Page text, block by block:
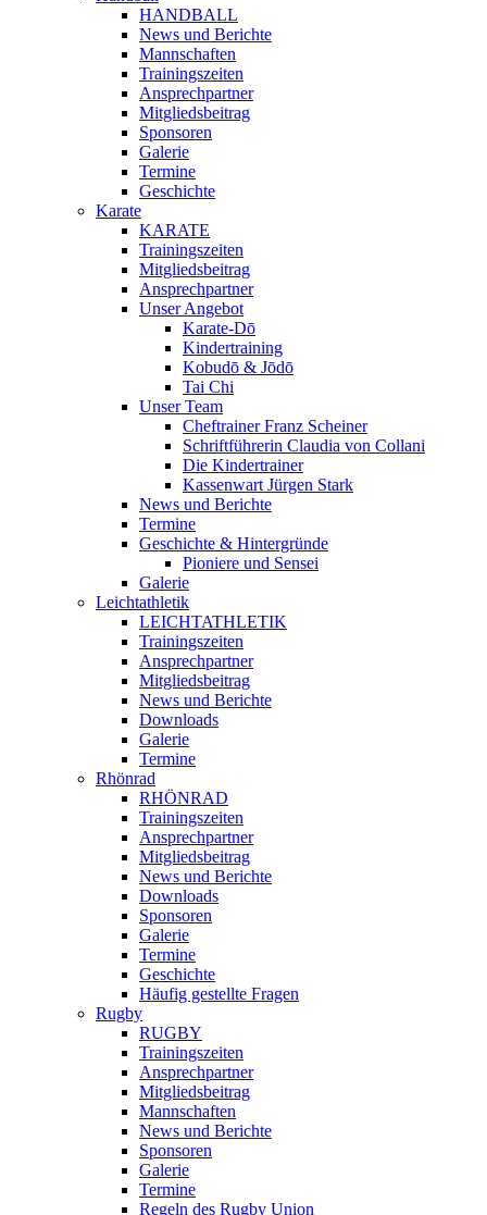
HANDBALL
News und Berichte
Mannschaften
Trainingszeiten
Ansprechpartner
Mitgliedsbeitrag
Sponsoren
Galerie
Termine
Geschichte
Karate
KARATE
Trainingszeiten
Mitgliedsbeitrag
Ansprechpartner
Unser Angebot
Karate-Dō
Kindertraining
Kobudō & Jōdō
Tai Chi
Unser Team
Cheftrainer Franz Scheiner
Schriftführerin Claudia von Collani
Die Kindertrainer
Kassenwart Jürgen Stark
News und Berichte
Termine
Geschichte & Hintergründe
Pioniere und Sensei
Galerie
Leichtathletik
LEICHTATHLETIK
Trainingszeiten
Ansprechpartner
Mitgliedsbeitrag
News und Berichte
Downloads
Galerie
Termine
Rhönrad
RHÖNRAD
Trainingszeiten
Ansprechpartner
Mitgliedsbeitrag
News und Berichte
Downloads
Sponsoren
Galerie
Termine
Geschichte
Häufig gestellte Fragen
Rugby
RUGBY
Trainingszeiten
Ansprechpartner
Mitgliedsbeitrag
Mannschaften
News und Berichte
Sponsoren
Galerie
Termine
Regeln des Rugby Union